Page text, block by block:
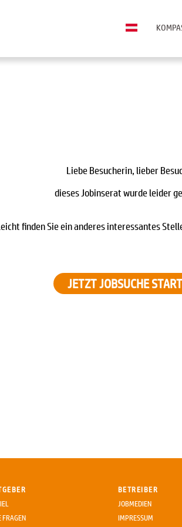
Liebe Besucherin, lieber
dieses Jobinserat wurde leider
finden Sie ein anderes interessantes
JETZT JOBSUCHE
FRAGEN
BETREIBER
JOBMEDIEN
IMPRESSUM